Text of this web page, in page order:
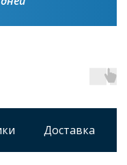
Доставка